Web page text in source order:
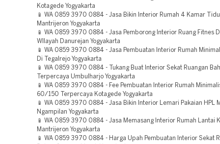
Kotagede Yogyakarta
📱 WA 0859 3970 0884 - Jasa Bikin Interior Rumah 4 Kamar
Mantrijeron Yogyakarta
📱 WA 0859 3970 0884 - Jasa Pemborong Interior Ruang Fitnes
WIlayah Danurejan Yogyakarta
📱 WA 0859 3970 0884 - Jasa Pembuatan Interior Rumah
Di Tegalrejo Yogyakarta
📱 WA 0859 3970 0884 - Tukang Buat Interior Sekat Ruangan
Terpercaya Umbulharjo Yogyakarta
📱 WA 0859 3970 0884 - Fee Pembuatan Interior Rumah
60/150 Terpercaya Kotagede Yogyakarta
📱 WA 0859 3970 0884 - Jasa Bikin Interior Lemari Pakaian HPL
Ngampilan Yogyakarta
📱 WA 0859 3970 0884 - Jasa Memasang Interior Rumah Lantai
Mantrijeron Yogyakarta
📱 WA 0859 3970 0884 - Harga Upah Pembuatan Interior Sekat